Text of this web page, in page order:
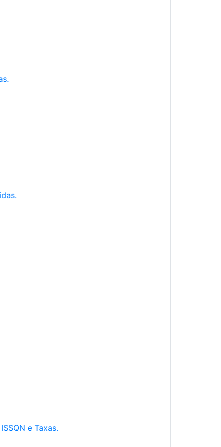
e Taxas.